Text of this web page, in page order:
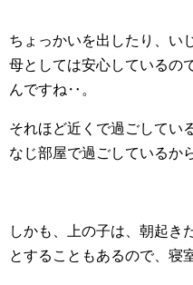
ちょっかいを出したり、い
母としては安心しているの
んですね‥。
それほど近くで過ごしてい
なじ部屋で過ごしているか
しかも、上の子は、朝起き
とすることもあるので、寝